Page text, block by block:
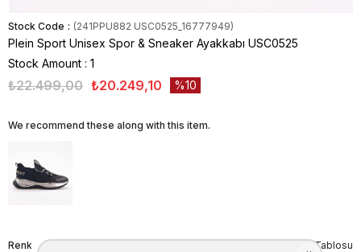
Stock Code (241PPU882 USC0525_16777949)
Plein Sport Unisex Spor & Sneaker Ayakkabı USC0525
Stock Amount : 1
₺22.499,00 ₺20.249,10 10
We recommend these along with this item.
Beden Tablosu
Renk